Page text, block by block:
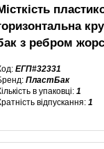
з ребром
ЕГП#32331
ПластБак
в упаковці: 1
відпускання: 1